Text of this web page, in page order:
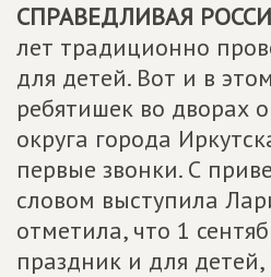
СПРАВЕДЛИВАЯ
лет традиционно
для детей. Вот и в
ребятишек во дворах
округа города
первые звонки. С
словом выступила
отметила, что 1
праздник и для